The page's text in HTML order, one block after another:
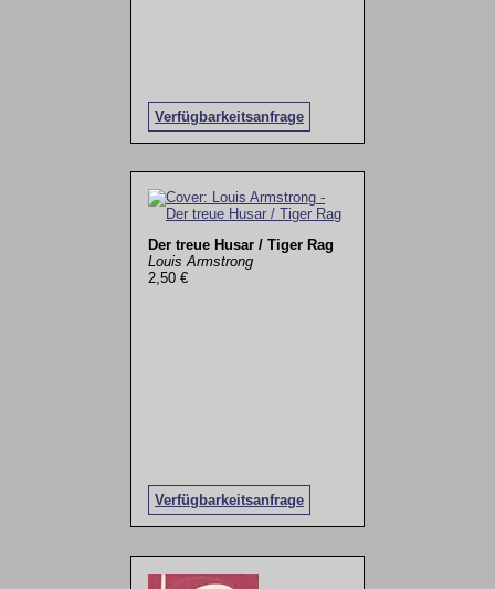
Verfügbarkeitsanfrage
Der treue Husar / Tiger Rag
Louis Armstrong
2,50 €
Verfügbarkeitsanfrage